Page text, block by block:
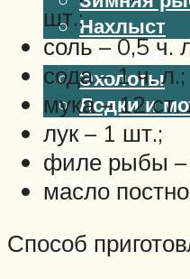
Нахлыст
Снаряжение
Эхолоты
Лодки и
Узлы
Рецепты
Разное
Меню
шт.;
соль – 0,5 ч.
сода – 1 ч. л.;
мука – 12 ст.
лук – 1 шт.;
филе рыбы –
масло
Способ